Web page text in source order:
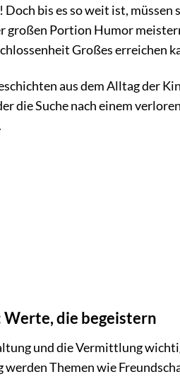
bis es so weit ist, müssen
Portion Humor
Großes erreichen
aus dem Alltag der
die Suche nach einem
Werte, die begeistern
und die Vermittlung
Themen wie